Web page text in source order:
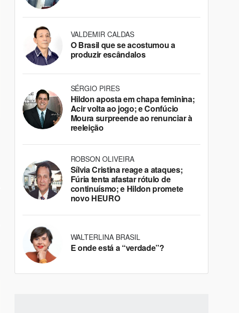
VALDEMIR CALDAS
O Brasil que se acostumou a
produzir escândalos
SÉRGIO PIRES
Hildon aposta em chapa feminina;
Acir volta ao jogo; e Confúcio
Moura surpreende ao renunciar à
reeleição
ROBSON OLIVEIRA
Sílvia Cristina reage a ataques;
Fúria tenta afastar rótulo de
continuísmo; e Hildon promete
novo HEURO
WALTERLINA BRASIL
E onde está a “verdade”?